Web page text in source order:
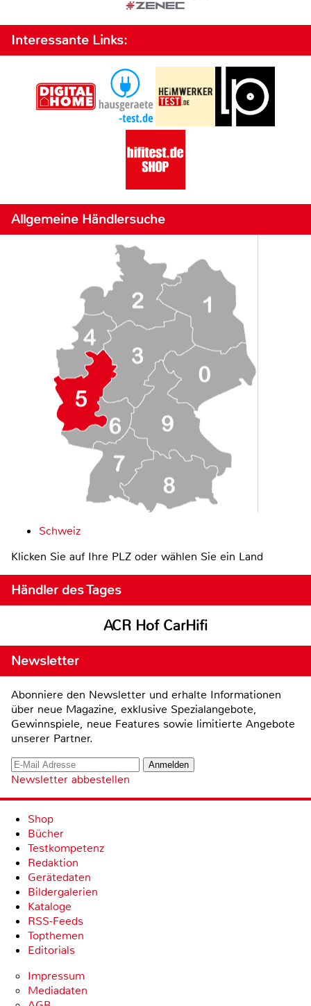
Interessante Links:
Allgemeine Händlersuche
Schweiz
Klicken Sie auf Ihre PLZ oder wählen Sie ein Land
Händler des Tages
ACR Hof CarHifi
Newsletter
Abonniere den Newsletter und erhalte Informationen
über neue Magazine, exklusive Spezialangebote,
Gewinnspiele, neue Features sowie limitierte Angebote
unserer Partner.
Newsletter abbestellen
Shop
Bücher
Testkompetenz
Redaktion
Gerätedaten
Bildergalerien
Kataloge
RSS-Feeds
Topthemen
Editorials
Impressum
Mediadaten